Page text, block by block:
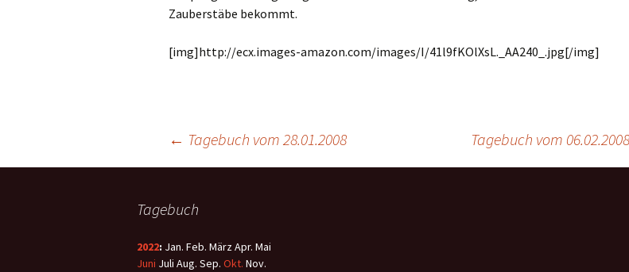
Zauberstäbe bekommt.
[img]http://ecx.images-amazon.com/images/I/41l9fKOlXsL._AA240_.jpg[/img]
← Tagebuch vom 28.01.2008 Tagebuch vom 06.02.2008
Tagebuch
2022: Jan. Feb. MärzApr. Mai
Juni Juli Aug. Sep. Okt. Nov.